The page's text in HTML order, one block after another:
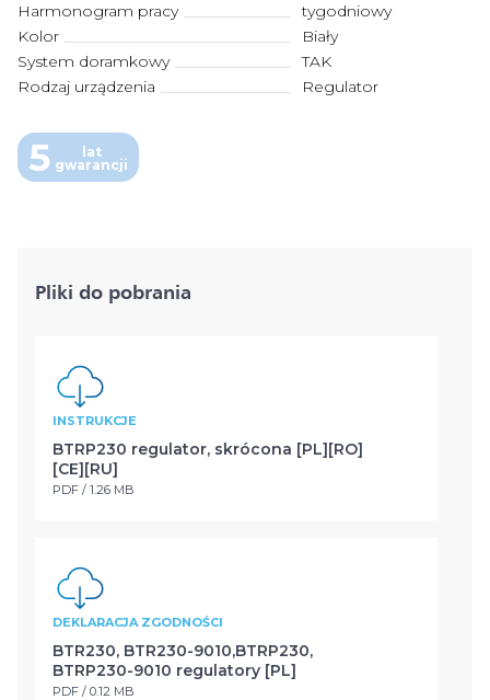
Harmonogram pracy
tygodniowy
Kolor
Biały
System doramkowy
TAK
Rodzaj urządzenia
Regulator
5
lat
gwarancji
Pliki do pobrania
INSTRUKCJE
BTRP230 regulator, skrócona [PL][RO]
[CE][RU]
PDF / 1.26 MB
DEKLARACJA ZGODNOŚCI
BTR230, BTR230-9010,BTRP230,
BTRP230-9010 regulatory [PL]
PDF / 0.12 MB